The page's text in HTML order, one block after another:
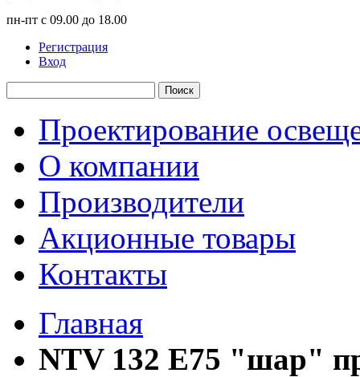
пн-пт с 09.00 до 18.00
Регистрация
Вход
Поиск
Проектирование
О компании
Производители
Акционные товары
Контакты
Главная
NTV 132 E75 "шар"